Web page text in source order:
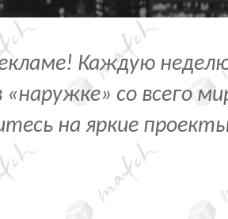
Каждую
со всего
на яркие